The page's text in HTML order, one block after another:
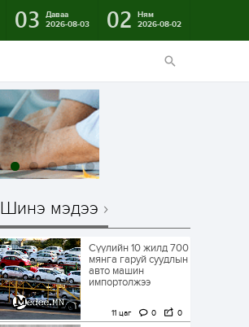
03
Даваа
2026-08-03
02
Ням
2026-08-02
Шинэ мэдээ
Сүүлийн 10 жилд 700
мянга гаруй суудлын
авто машин
импортолжээ
11 цаг 0 0